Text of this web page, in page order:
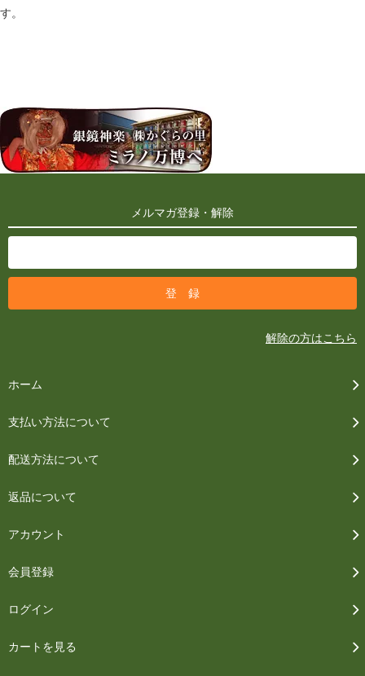
す。
メルマガ登録・解除
解除の方はこちら
ホーム
支払い方法について
配送方法について
返品について
アカウント
会員登録
ログイン
カートを見る